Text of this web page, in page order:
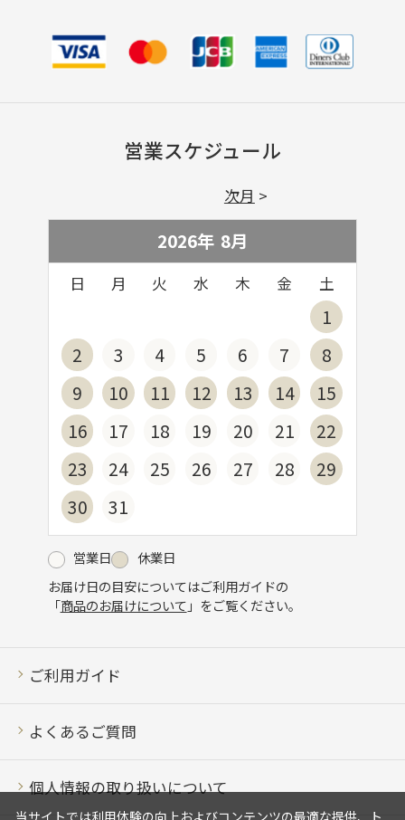
営業スケジュール
2026年 8月
日 月 火 水 木 金 土
1
2
3 4 5 6 7
8
9
10 11 12 13 14
15
16
17 18 19 20 21
22
23
24 25 26 27 28
29
30
31
次月
営業日
休業日
お届け日の目安についてはご利用ガイドの
「商品のお届けについて 」をご覧ください。
ご利用ガイド
よくあるご質問
個人情報の取り扱いについて